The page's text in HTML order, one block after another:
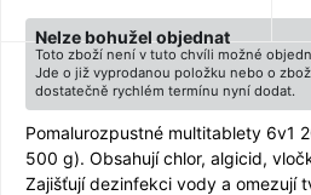
Nelze bohužel objednat
Toto zboží není v tuto chvíli možné
Jde o již vyprodanou položku nebo o
dostatečně rychlém termínu nyní dodat.
Pomalurozpustné multitablety 6v1
500 g). Obsahují chlor, algicid,
Zajišťují dezinfekci vody a omezují